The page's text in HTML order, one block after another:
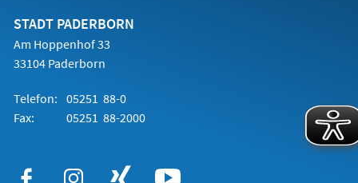
STADT PADERBORN
Am Hoppenhof 33
33104 Paderborn
Telefon: 05251 88-0
Fax:
05251 88-2000